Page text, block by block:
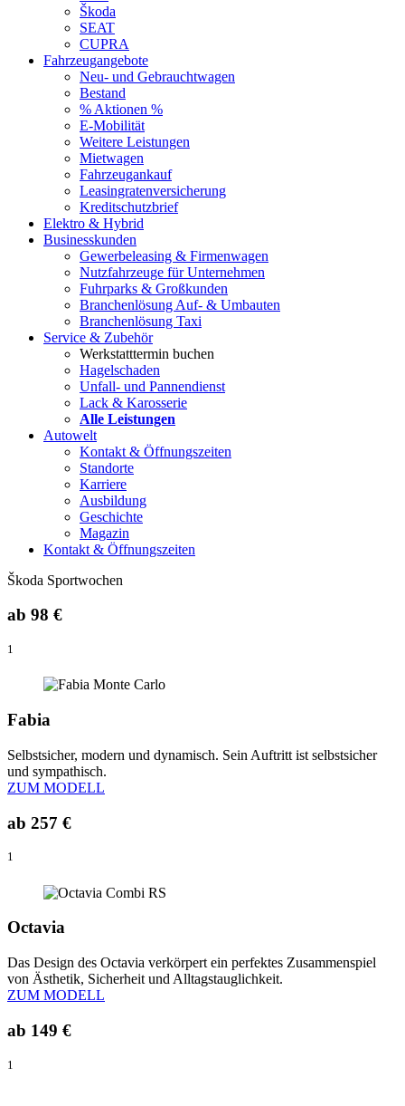
Škoda
SEAT
CUPRA
Fahrzeugangebote
Neu- und Gebrauchtwagen
Bestand
% Aktionen %
E-Mobilität
Weitere Leistungen
Mietwagen
Fahrzeugankauf
Leasingratenversicherung
Kreditschutzbrief
Elektro & Hybrid
Businesskunden
Gewerbeleasing & Firmenwagen
Nutzfahrzeuge für Unternehmen
Fuhrparks & Großkunden
Branchenlösung Auf- & Umbauten
Branchenlösung Taxi
Service & Zubehör
Werkstatttermin buchen
Hagelschaden
Unfall- und Pannendienst
Lack & Karosserie
Alle Leistungen
Autowelt
Kontakt & Öffnungszeiten
Standorte
Karriere
Ausbildung
Geschichte
Magazin
Kontakt & Öffnungszeiten
Škoda Sportwochen
ab 98 €
1
Fabia
Selbstsicher, modern und dynamisch. Sein Auftritt ist selbstsicher
und sympathisch.
ZUM MODELL
ab 257 €
1
Octavia
Das Design des Octavia verkörpert ein perfektes Zusammenspiel
von Ästhetik, Sicherheit und Alltagstauglichkeit.
ZUM MODELL
ab 149 €
1